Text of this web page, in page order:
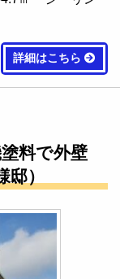
詳細はこちら
料で外壁
）